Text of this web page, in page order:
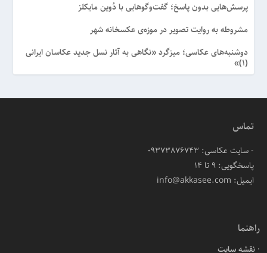
پرسش‌هایی بدون پاسخ؛ گفت‌وگوهایی با دُوین مایکلز
مشروطه به روایت تصویر در موزه‌ی عکسخانه شهر
دوشنبه‌های عکاسی؛ میزگرد «نگاهی به آثار نسل جدید عکاسان ایرانی
(۱)»
تماس
- سایت عکاسی: 09373876743
پاسخگویی: ۹ تا ۱۴
ایمیل: info@akkasee.com
راهنما
نقشه سایت